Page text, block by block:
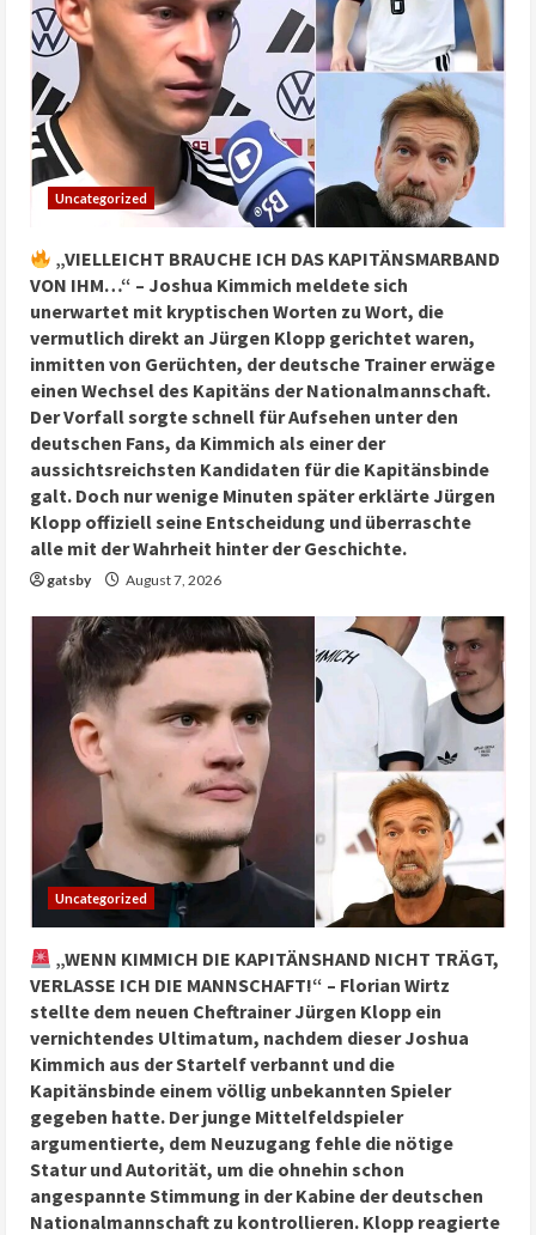
Uncategorized
„VIELLEICHT BRAUCHE ICH DAS KAPITÄNSMARBAND
VON IHM…“ – Joshua Kimmich meldete sich
unerwartet mit kryptischen Worten zu Wort, die
vermutlich direkt an Jürgen Klopp gerichtet waren,
inmitten von Gerüchten, der deutsche Trainer erwäge
einen Wechsel des Kapitäns der Nationalmannschaft.
Der Vorfall sorgte schnell für Aufsehen unter den
deutschen Fans, da Kimmich als einer der
aussichtsreichsten Kandidaten für die Kapitänsbinde
galt. Doch nur wenige Minuten später erklärte Jürgen
Klopp offiziell seine Entscheidung und überraschte
alle mit der Wahrheit hinter der Geschichte.
gatsby August 7, 2026
Uncategorized
„WENN KIMMICH DIE KAPITÄNSHAND NICHT TRÄGT,
VERLASSE ICH DIE MANNSCHAFT!“ – Florian Wirtz
stellte dem neuen Cheftrainer Jürgen Klopp ein
vernichtendes Ultimatum, nachdem dieser Joshua
Kimmich aus der Startelf verbannt und die
Kapitänsbinde einem völlig unbekannten Spieler
gegeben hatte. Der junge Mittelfeldspieler
argumentierte, dem Neuzugang fehle die nötige
Statur und Autorität, um die ohnehin schon
angespannte Stimmung in der Kabine der deutschen
Nationalmannschaft zu kontrollieren. Klopp reagierte